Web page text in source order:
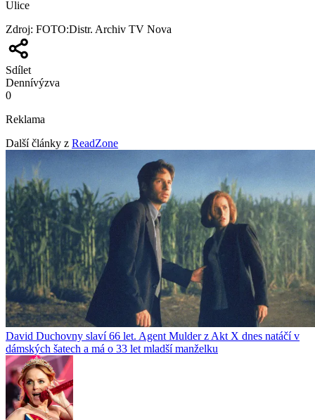
Ulice
Zdroj: FOTO:Distr. Archiv TV Nova
Sdílet
Dennívýzva
0
Reklama
Další články z ReadZone
David Duchovny slaví 66 let. Agent Mulder z Akt X dnes natáčí v
dámských šatech a má o 33 let mladší manželku